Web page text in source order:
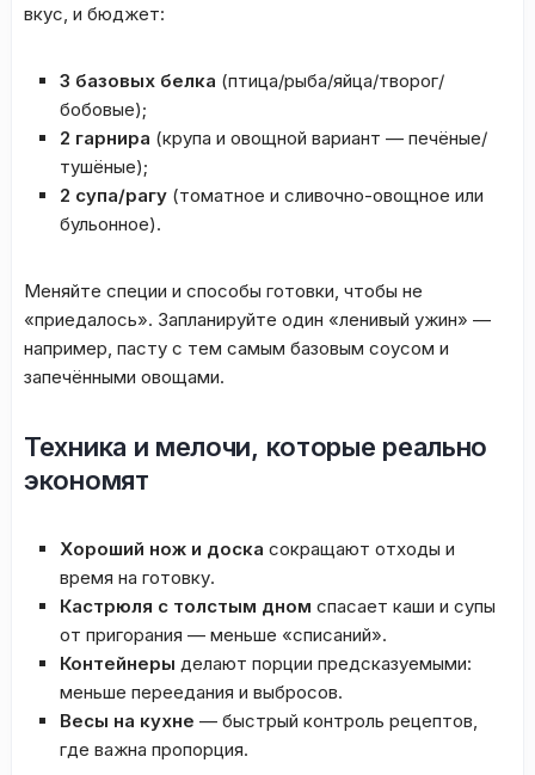
вкус, и бюджет:
3 базовых белка (птица/рыба/яйца/творог/
бобовые);
2 гарнира (крупа и овощной вариант — печёные/
тушёные);
2 супа/рагу (томатное и сливочно-овощное или
бульонное).
Меняйте специи и способы готовки, чтобы не
«приедалось». Запланируйте один «ленивый ужин» —
например, пасту с тем самым базовым соусом и
запечёнными овощами.
Техника и мелочи, которые реально
экономят
Хороший нож и доска сокращают отходы и
время на готовку.
Кастрюля с толстым дном спасает каши и супы
от пригорания — меньше «списаний».
Контейнеры делают порции предсказуемыми:
меньше переедания и выбросов.
Весы на кухне — быстрый контроль рецептов,
где важна пропорция.